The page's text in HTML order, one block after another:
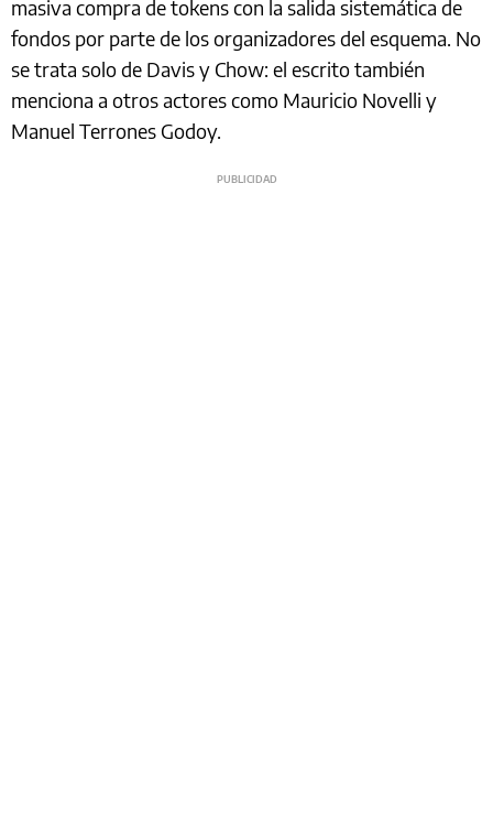
masiva compra de tokens con la salida sistemática de
fondos por parte de los organizadores del esquema. No
se trata solo de Davis y Chow: el escrito también
menciona a otros actores como Mauricio Novelli y
Manuel Terrones Godoy.